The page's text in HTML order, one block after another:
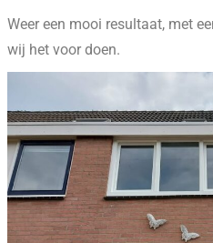
Weer een mooi resultaat, met
wij het voor doen.